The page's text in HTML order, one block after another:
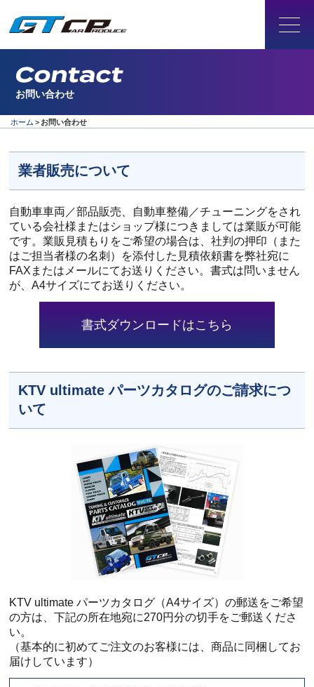
Contact
お問い合わせ
ホーム > お問い合わせ
業者販売について
自動車車両／部品販売、自動車整備／チューニングをされ
ている会社様またはショップ様につきましては業販が可能
です。業販見積もりをご希望の場合は、社判の押印（また
はご担当者様の名刺）を添付した見積依頼書を弊社宛に
FAXまたはメールにてお送りください。書式は問いません
が、A4サイズにてお送りください。
書式ダウンロードはこちら
KTV ultimate パーツカタログのご請求につ
いて
KTV ultimate パーツカタログ（A4サイズ）の郵送をご希望
の方は、下記の所在地宛に270円分の切手をご郵送くださ
い。
（基本的に初めてご注文のお客様には、商品に同梱してお
届けしています）